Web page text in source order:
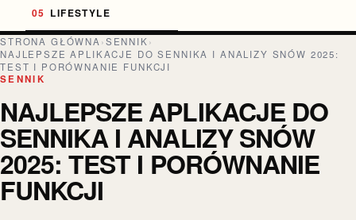
LIFESTYLE
STRONA GŁÓWNA›SENNIK›
NAJLEPSZE APLIKACJE DO SENNIKA I ANALIZY SNÓW 2025:
TEST I PORÓWNANIE FUNKCJI
SENNIK
NAJLEPSZE APLIKACJE DO
SENNIKA I ANALIZY SNÓW
2025: TEST I PORÓWNANIE
FUNKCJI